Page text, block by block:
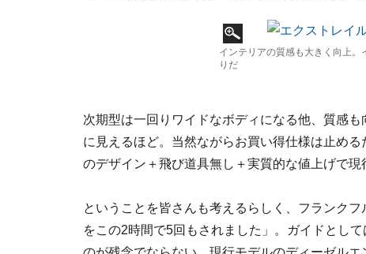
インテリアの質感も大きく向上
りだ
次期型は一回りワイドなボディになる他、質感
に見えるほど。当然ながらお買い得仕様は止め
のデザイン＋飛び道具無し＋実質的な値上げで
ということを皆さんも考えるらしく、フランク
をこの2時間で5回もされました」。ガイドとし